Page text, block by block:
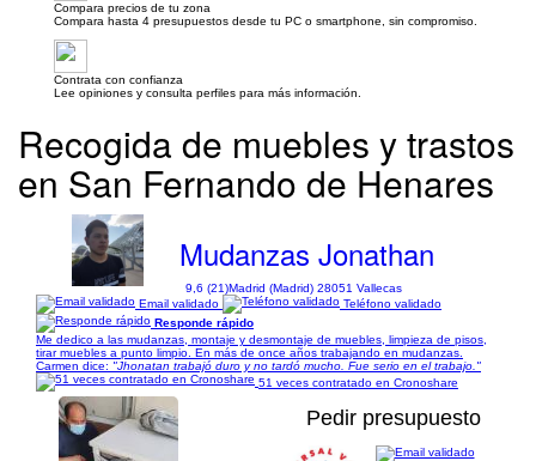
Compara precios de tu zona
Compara hasta 4 presupuestos desde tu PC o smartphone, sin compromiso.
Contrata con confianza
Lee opiniones y consulta perfiles para más información.
Recogida de muebles y trastos
en San Fernando de Henares
Mudanzas Jonathan
9,6 (21)Madrid (Madrid) 28051 Vallecas
Email validado
Teléfono validado
Responde rápido
Me dedico a las mudanzas, montaje y desmontaje de muebles, limpieza de pisos,
tirar muebles a punto limpio. En más de once años trabajando en mudanzas.
Carmen dice: "Jhonatan trabajó duro y no tardó mucho. Fue serio en el trabajo."
51 veces contratado en Cronoshare
Pedir presupuesto